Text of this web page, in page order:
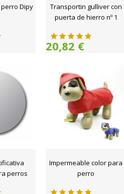
Dipy
Transportin gulliver con
puerta de hierro nº 1
20,82 €
perros
Impermeable color para
perro